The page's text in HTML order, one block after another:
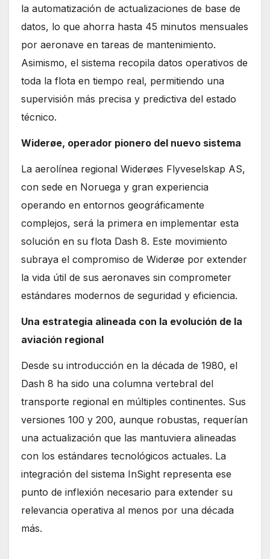
la automatización de actualizaciones de base de
datos, lo que ahorra hasta 45 minutos mensuales
por aeronave en tareas de mantenimiento.
Asimismo, el sistema recopila datos operativos de
toda la flota en tiempo real, permitiendo una
supervisión más precisa y predictiva del estado
técnico.
Widerøe, operador pionero del nuevo sistema
La aerolínea regional Widerøes Flyveselskap AS,
con sede en Noruega y gran experiencia
operando en entornos geográficamente
complejos, será la primera en implementar esta
solución en su flota Dash 8. Este movimiento
subraya el compromiso de Widerøe por extender
la vida útil de sus aeronaves sin comprometer
estándares modernos de seguridad y eficiencia.
Una estrategia alineada con la evolución de la
aviación regional
Desde su introducción en la década de 1980, el
Dash 8 ha sido una columna vertebral del
transporte regional en múltiples continentes. Sus
versiones 100 y 200, aunque robustas, requerían
una actualización que las mantuviera alineadas
con los estándares tecnológicos actuales. La
integración del sistema InSight representa ese
punto de inflexión necesario para extender su
relevancia operativa al menos por una década
más.